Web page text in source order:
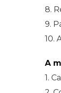
8.
9.
10.
A
1.